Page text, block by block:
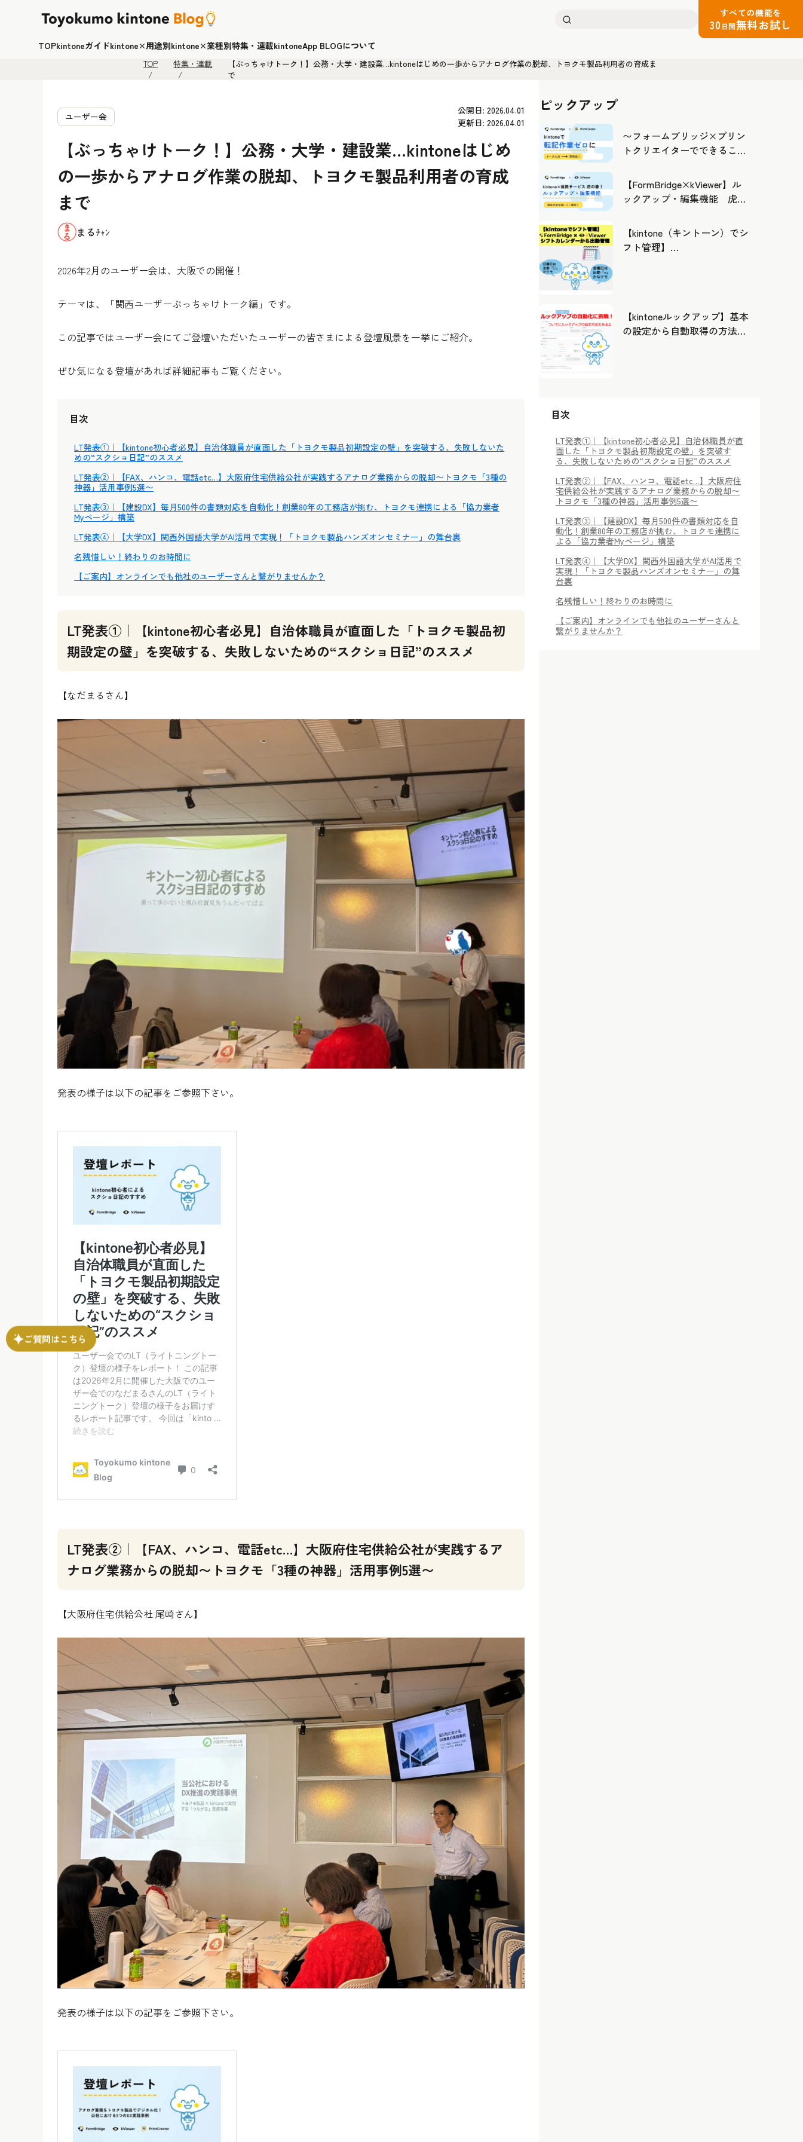
検
すべての機能を
30 日間無料お試し
TOPkintoneガイドkintone×用途別kintone×業種別特集・連載kintoneApp BLOGについて
TOP 特集・連載
【ぶっちゃけトーク！】公務・大学・建設業…kintoneはじめの一歩からアナログ作業の脱却、トヨクモ製品利用者の育成ま
で
ユーザー会
公開日: 2026.04.01
更新日: 2026.04.01
【ぶっちゃけトーク！】公務・大学・建設業…kintoneはじめ
の一歩からアナログ作業の脱却、トヨクモ製品利用者の育成
まで
まるﾁｬﾝ
2026年2月のユーザー会は、大阪での開催！
テーマは、「関西ユーザーぶっちゃけトーク編」です。
この記事ではユーザー会にてご登壇いただいたユーザーの皆さまによる登壇風景を一挙にご紹介。
ぜひ気になる登壇があれば詳細記事もご覧ください。
目次
LT発表①｜【kintone初心者必見】自治体職員が直面した「トヨクモ製品初期設定の壁」を突破する、失敗しないた
めの“スクショ日記”のススメ
LT発表②｜【FAX、ハンコ、電話etc…】大阪府住宅供給公社が実践するアナログ業務からの脱却〜トヨクモ「3種の
神器」活用事例5選〜
LT発表③｜【建設DX】毎月500件の書類対応を自動化！創業80年の工務店が挑む、トヨクモ連携による「協力業者
Myページ」構築
LT発表④｜【大学DX】関西外国語大学がAI活用で実現！「トヨクモ製品ハンズオンセミナー」の舞台裏
名残惜しい！終わりのお時間に
【ご案内】オンラインでも他社のユーザーさんと繋がりませんか？
LT発表①｜【kintone初心者必見】自治体職員が直面した「トヨクモ製品初
期設定の壁」を突破する、失敗しないための“スクショ日記”のススメ
【なだまるさん】
発表の様子は以下の記事をご参照下さい。
LT発表②｜【FAX、ハンコ、電話etc…】大阪府住宅供給公社が実践するア
ナログ業務からの脱却〜トヨクモ「3種の神器」活用事例5選〜
【大阪府住宅供給公社 尾崎さん】
発表の様子は以下の記事をご参照下さい。
ピックアップ
〜フォームブリッジ×プリン
トクリエイターでできるこ
よう
【FormBridge×kViewer】ル
ックアップ・編集機能 虎の
【kintone（キントーン）でシ
フト管理】
【kintoneルックアップ】基本
の設定から自動取得の方法ま
目次
LT発表①｜【kintone初心者必見】自治体職員が直
面した「トヨクモ製品初期設定の壁」を突破す
る、失敗しないための“スクショ日記”のススメ
LT発表②｜【FAX、ハンコ、電話etc…】大阪府住
宅供給公社が実践するアナログ業務からの脱却〜
トヨクモ「3種の神器」活用事例5選〜
LT発表③｜【建設DX】毎月500件の書類対応を自
動化！創業80年の工務店が挑む、トヨクモ連携に
よる「協力業者Myページ」構築
LT発表④｜【大学DX】関西外国語大学がAI活用で
実現！「トヨクモ製品ハンズオンセミナー」の舞
台裏
名残惜しい！終わりのお時間に
【ご案内】オンラインでも他社のユーザーさんと
繋がりませんか？
ご質問はこちら